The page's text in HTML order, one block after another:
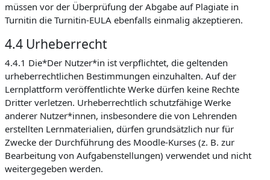
müssen vor der Überprüfung der Abgabe auf Plagiate in
Turnitin die Turnitin-EULA ebenfalls einmalig akzeptieren.
4.4 Urheberrecht
4.4.1 Die*Der Nutzer*in ist verpflichtet, die geltenden
urheberrechtlichen Bestimmungen einzuhalten. Auf der
Lernplattform veröffentlichte Werke dürfen keine Rechte
Dritter verletzen. Urheberrechtlich schutzfähige Werke
anderer Nutzer*innen, insbesondere die von Lehrenden
erstellten Lernmaterialien, dürfen grundsätzlich nur für
Zwecke der Durchführung des Moodle-Kurses (z. B. zur
Bearbeitung von Aufgabenstellungen) verwendet und nicht
weitergegeben werden.